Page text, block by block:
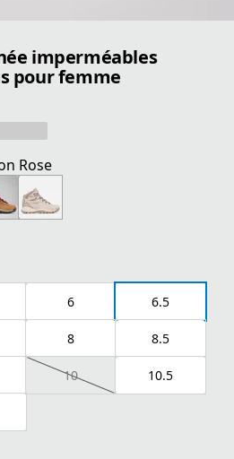
imperméables
pour femme
Rose
6 6.5
8 8.5
10 10.5